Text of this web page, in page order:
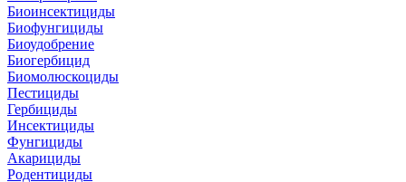
Биоинсектициды
Биофунгициды
Биоудобрение
Биогербицид
Биомолюскоциды
Пестициды
Гербициды
Инсектициды
Фунгициды
Акарициды
Родентициды